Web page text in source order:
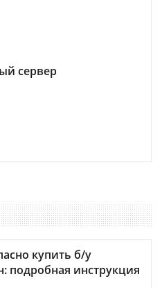
сервер
купить б/у
подробная инструкция